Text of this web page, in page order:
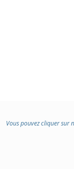
Vous pouvez cliquer sur